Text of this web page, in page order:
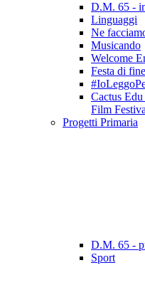
D.M. 65 -
Linguaggi
Ne
Musicando
Welcome
Festa di
Cactus
Film
Progetti Primaria
D.M. 65 -
Sport